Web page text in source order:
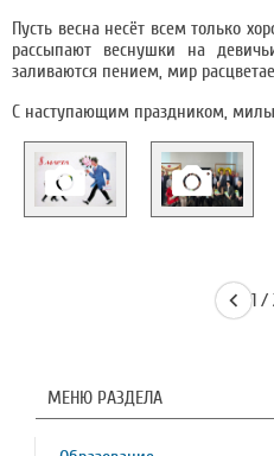
Пусть весна несёт всем только
рассыпают веснушки на
заливаются пением, мир
С наступающим праздником,
1 /
МЕНЮ РАЗДЕЛА